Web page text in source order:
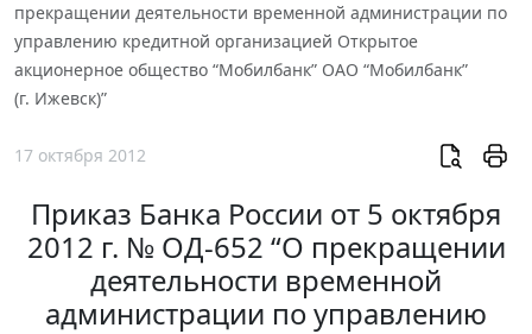
прекращении деятельности временной администрации по
управлению кредитной организацией Открытое
акционерное общество “Мобилбанк” ОАО “Мобилбанк”
(г. Ижевск)”
17 октября 2012
Приказ Банка России от 5 октября
2012 г. № ОД-652 “О прекращении
деятельности временной
администрации по управлению